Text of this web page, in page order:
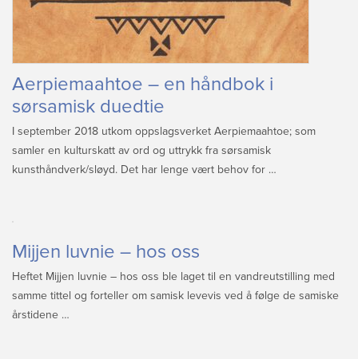
Aerpiemaahtoe – en håndbok i
sørsamisk duedtie
I september 2018 utkom oppslagsverket Aerpiemaahtoe; som
samler en kulturskatt av ord og uttrykk fra sørsamisk
kunsthåndverk/sløyd. Det har lenge vært behov for …
Mijjen luvnie – hos oss
Heftet Mijjen luvnie – hos oss ble laget til en vandreutstilling med
samme tittel og forteller om samisk levevis ved å følge de samiske
årstidene …